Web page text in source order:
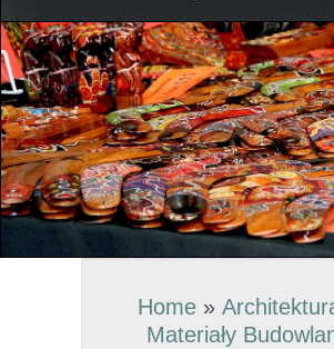
Home »
Materiały